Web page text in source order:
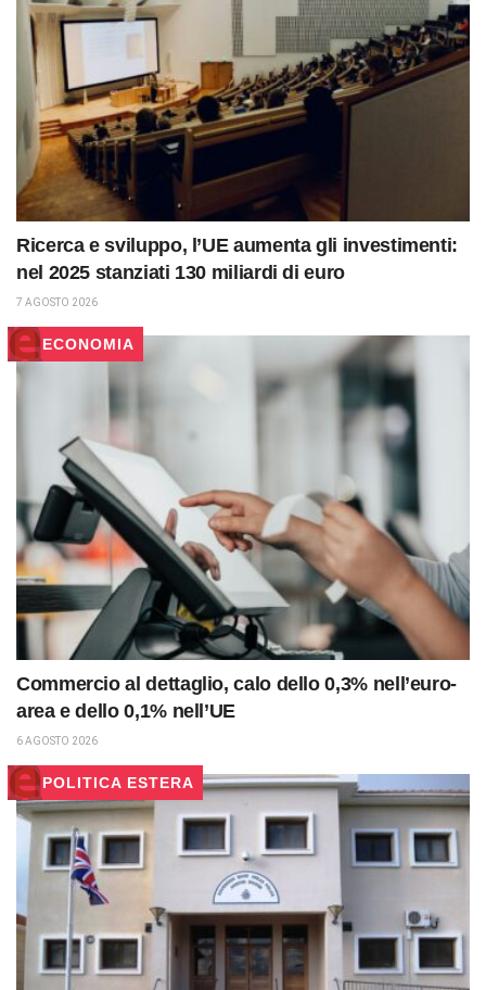
Ricerca e sviluppo, l’UE aumenta gli investimenti:
nel 2025 stanziati 130 miliardi di euro
7 AGOSTO 2026
ECONOMIA
Commercio al dettaglio, calo dello 0,3% nell’euro-
area e dello 0,1% nell’UE
6 AGOSTO 2026
POLITICA ESTERA